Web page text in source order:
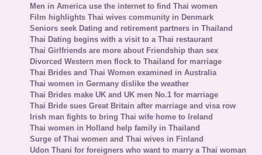
Men in America use the internet to find Thai women
Film highlights Thai wives community in Denmark
Seniors seek Dating and retirement partners in Thailand
Thai Dating begins with a visit to a Thai restaurant
Thai Girlfriends are more about Friendship than sex
Divorced Western men flock to Thailand for marriage
Thai Brides and Thai Women examined in Australia
Thai women in Germany dislike the weather
Thai Brides make UK and UK men No.1 for marriage
Thai Bride sues Great Britain after marriage and visa row
Irish man fights to bring Thai wife home to Ireland
Thai women in Holland help family in Thailand
Surge of Thai women and Thai wives in Finland
Udon Thani for foreigners who want to marry a Thai woman